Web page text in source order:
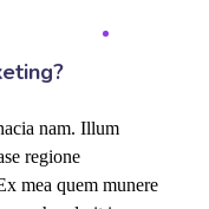
nam. Illum
regione
mea quem munere